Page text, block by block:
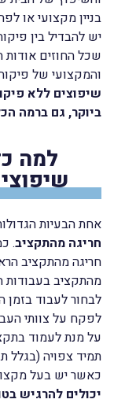
בניין מקצועי או
יש להבדיל בין
שכל החוזים אודות
והמקצועי של
שיפוצים ללא
ביוקר, גם ברמה
למה
אחת הבעיות
חריגה מהתקציב.
חריגה מהתקציב
מהתקציב בעבודות
לבחור לעבוד
לפקח על צוותי
על מנת לעמוד
תמיד צפויה (בגלל
כאשר יש בעל
יכולים להרגיש